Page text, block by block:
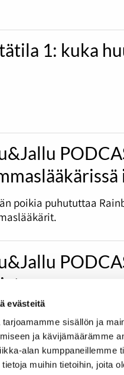
evästeitä
sisällön ja
ja kävijämäärämme
alan
muihin tietoihin, joita
1: kuka
poikia puhututtaa
jaksossa puidaan muun